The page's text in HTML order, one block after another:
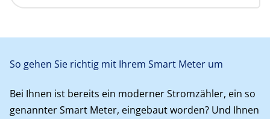
So gehen Sie richtig mit Ihrem Smart Meter um
Bei Ihnen ist bereits ein moderner Stromzähler, ein so
genannter Smart Meter, eingebaut worden? Und Ihnen